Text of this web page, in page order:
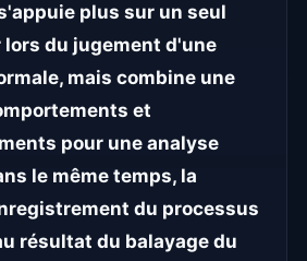
plus sur un seul
du jugement d'une
mais combine une
et
pour une analyse
le même temps, la
du processus
résultat du balayage du